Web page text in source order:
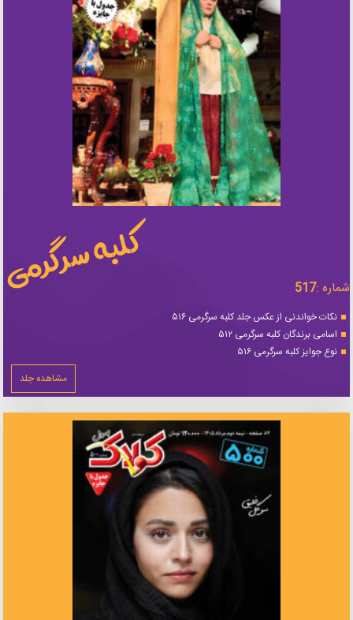
شماره :517
نکات خواندنی از عکس جلد کلبه سرگرمی ۵۱۶
اسامی برندگان کلبه سرگرمی ۵۱۲
نوع جوایز کلبه سرگرمی ۵۱۶
مشاهده جلد